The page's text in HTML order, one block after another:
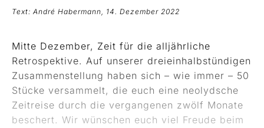
Text: André Habermann, 14. Dezember 2022
Mitte Dezember, Zeit für die alljährliche
Retrospektive. Auf unserer dreieinhalbstündigen
Zusammenstellung haben sich – wie immer – 50
Stücke versammelt, die euch eine neolydsche
Zeitreise durch die vergangenen zwölf Monate
beschert. Wir wünschen euch viel Freude beim